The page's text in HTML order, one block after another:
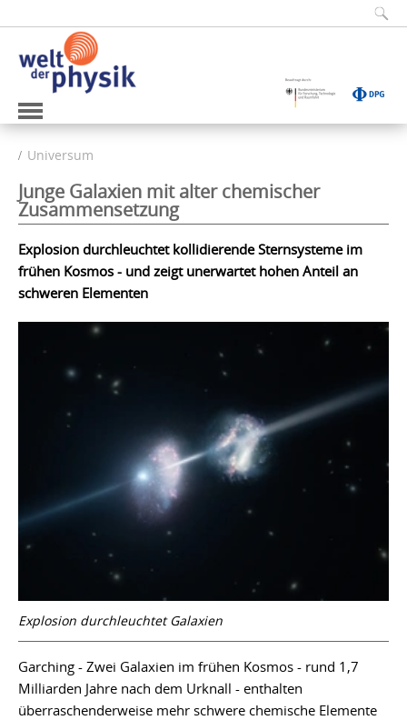
Universum
Junge Galaxien mit alter chemischer
Zusammensetzung
Explosion durchleuchtet kollidierende Sternsysteme im
frühen Kosmos - und zeigt unerwartet hohen Anteil an
schweren Elementen
Explosion durchleuchtet Galaxien
Garching - Zwei Galaxien im frühen Kosmos - rund 1,7
Milliarden Jahre nach dem Urknall - enthalten
überraschenderweise mehr schwere chemische Elemente